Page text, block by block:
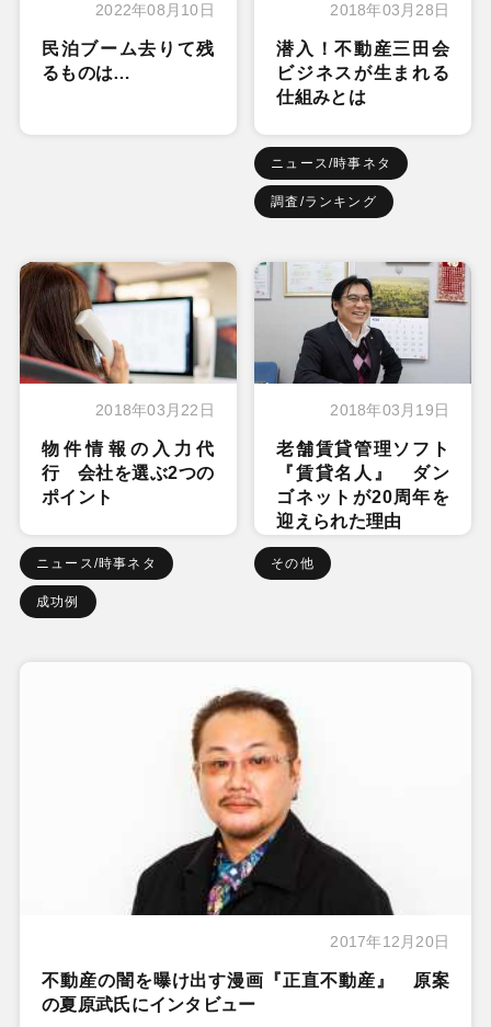
2022年08月10日
民泊ブーム去りて残
るものは…
2018年03月28日
潜入！不動産三田会
ビジネスが生まれる
仕組みとは
ニュース/時事ネタ
調査/ランキング
2018年03月22日
物件情報の入力代
行 会社を選ぶ2つの
ポイント
ニュース/時事ネタ
成功例
2018年03月19日
老舗賃貸管理ソフト
『賃貸名人』 ダン
ゴネットが20周年を
迎えられた理由
その他
2017年12月20日
不動産の闇を曝け出す漫画『正直不動産』 原案
の夏原武氏にインタビュー